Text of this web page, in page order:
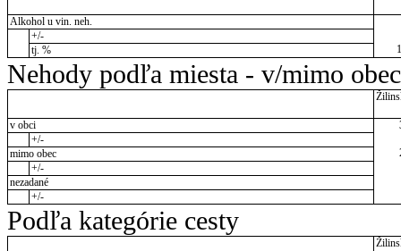
Alkohol u vin. neh.
+/-
tj. %
Nehody podľa miesta - v/mimo obec
v obci
+/-
mimo obec
+/-
nezadané
+/-
Podľa kategórie cesty